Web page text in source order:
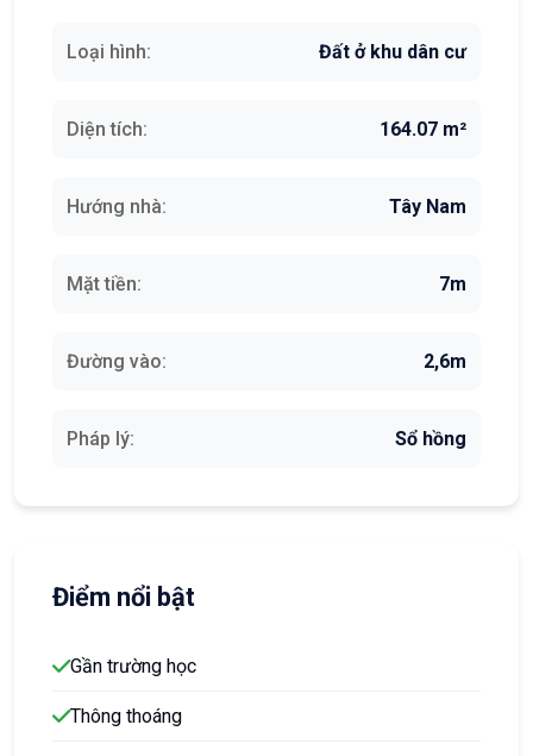
Loại hình: Đất ở khu dân cư
Diện tích: 164.07 m²
Hướng nhà: Tây Nam
Mặt tiền: 7m
Đường vào: 2,6m
Pháp lý: Sổ hồng
Điểm nổi bật
Gần trường học
Thông thoáng